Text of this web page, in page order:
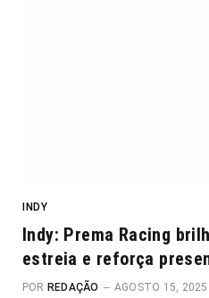
INDY
Indy: Prema Racing
estreia e reforça
POR REDAÇÃO AGOSTO 15, 2025